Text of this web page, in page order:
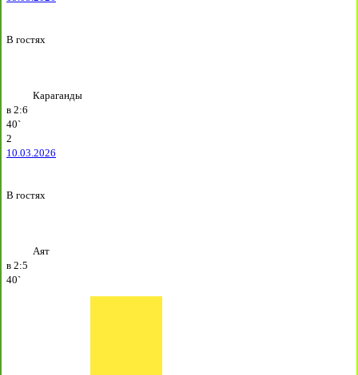
В гостях
Караганды
в 2:6
40`
2
10.03.2026
В гостях
Аят
в 2:5
40`